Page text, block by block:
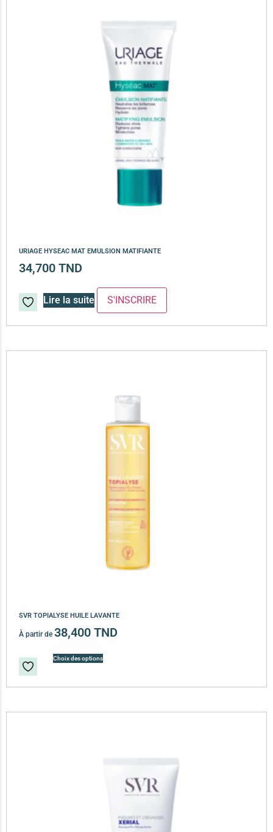
SVR TOPIALYSE HUILE LAVANTE
À partir de 38,400 TND
Choix des options
URIAGE HYSEAC MAT EMULSION MATIFIANTE
34,700 TND
Lire la suite